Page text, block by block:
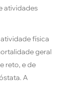
atividades
física
geral
reto, e de
A